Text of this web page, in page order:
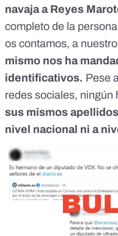
navaja a Reyes
completo de la
os contamos, a
mismo nos ha
identificativos. Pese
redes sociales, ningún
sus mismos
nivel nacional ni a